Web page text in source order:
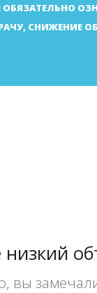
ОБЯЗАТЕЛЬНО
СНИЖЕНИЕ
низкий
вы